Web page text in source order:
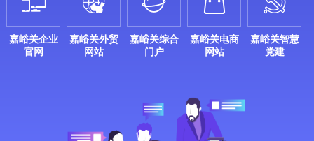
嘉峪关企业
官网
嘉峪关外贸
网站
嘉峪关综合
门户
嘉峪关电商
网站
嘉峪关智慧
党建